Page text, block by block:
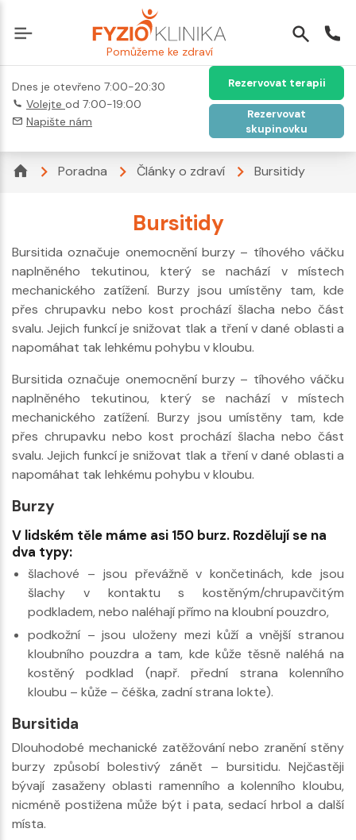
Pomůžeme ke zdraví
Dnes je otevřeno 7:00-20:30
Volejte od 7:00-19:00
Napište nám
Rezervovat terapii
Rezervovat
skupinovku
Poradna Články o zdraví Bursitidy
Bursitidy
Bursitida označuje onemocnění burzy – tíhového váčku
naplněného tekutinou, který se nachází v místech
mechanického zatížení. Burzy jsou umístěny tam, kde
přes chrupavku nebo kost prochází šlacha nebo část
svalu. Jejich funkcí je snižovat tlak a tření v dané oblasti a
napomáhat tak lehkému pohybu v kloubu.
Bursitida označuje onemocnění burzy – tíhového váčku
naplněného tekutinou, který se nachází v místech
mechanického zatížení. Burzy jsou umístěny tam, kde
přes chrupavku nebo kost prochází šlacha nebo část
svalu. Jejich funkcí je snižovat tlak a tření v dané oblasti a
napomáhat tak lehkému pohybu v kloubu.
Burzy
V lidském těle máme asi 150 burz. Rozdělují se na
dva typy:
šlachové – jsou převážně v končetinách, kde jsou
šlachy v kontaktu s kostěným/chrupavčitým
podkladem, nebo naléhají přímo na kloubní pouzdro,
podkožní – jsou uloženy mezi kůží a vnější stranou
kloubního pouzdra a tam, kde kůže těsně naléhá na
kostěný podklad (např. přední strana kolenního
kloubu – kůže – čéška, zadní strana lokte).
Bursitida
Dlouhodobé mechanické zatěžování nebo zranění stěny
burzy způsobí bolestivý zánět – bursitidu. Nejčastěji
bývají zasaženy oblasti ramenního a kolenního kloubu,
nicméně postižena může být i pata, sedací hrbol a další
místa.